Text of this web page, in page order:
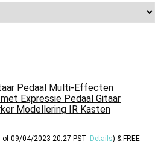
Pedaal Multi-Effecten
Expressie Pedaal Gitaar
Modellering IR Kasten
of 09/04/2023 20:27 PST- Details) & FREE